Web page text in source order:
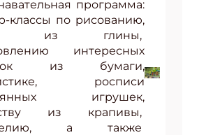
программа:
классы по рисованию,
из глины,
интересных
из бумаги,
росписи
игрушек,
из крапивы,
а также